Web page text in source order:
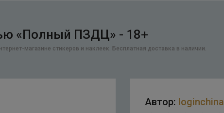
«Полный ПЗДЦ» - 18+
магазине стикеров и наклеек. Бесплатная доставка в наличии.
Автор: loginchina